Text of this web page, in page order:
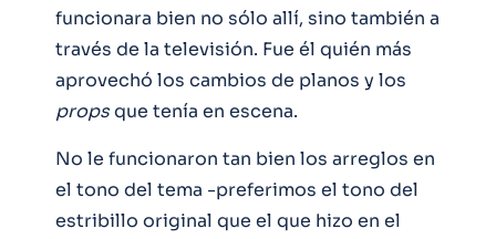
funcionara bien no sólo allí, sino también a
través de la televisión. Fue él quién más
aprovechó los cambios de planos y los
propsque tenía en escena.
No le funcionaron tan bien los arreglos en
el tono del tema -preferimos el tono del
estribillo original que el que hizo en el